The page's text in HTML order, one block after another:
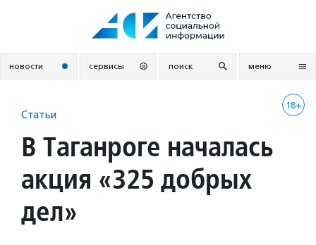
новости сервисы поиск меню
18+
Статьи
В Таганроге началась
акция «325 добрых
дел»